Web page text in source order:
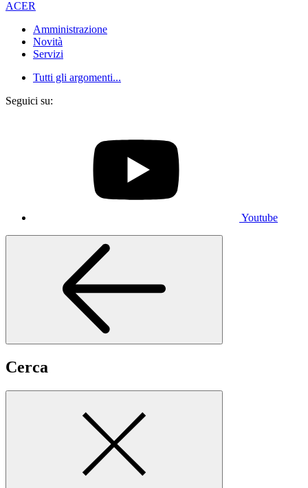
ACER
Amministrazione
Novità
Servizi
Tutti gli argomenti...
Seguici su:
Youtube
Cerca